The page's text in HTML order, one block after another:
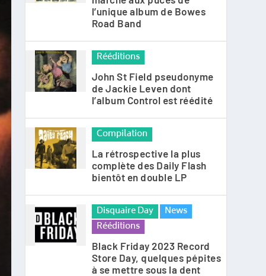
l’unique album de Bowes
Road Band
Rééditions
John St Field pseudonyme
de Jackie Leven dont
l’album Control est réédité
Compilation
La rétrospective la plus
complète des Daily Flash
bientôt en double LP
Disquaire Day
News
Rééditions
Black Friday 2023 Record
Store Day, quelques pépites
à se mettre sous la dent